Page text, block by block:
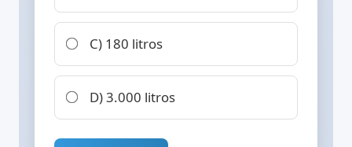
C) 180 litros
D) 3.000 litros